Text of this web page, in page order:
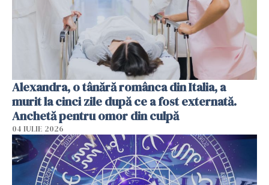
Alexandra, o tânără românca din Italia, a
murit la cinci zile după ce a fost externată.
Anchetă pentru omor din culpă
04 IULIE 2026